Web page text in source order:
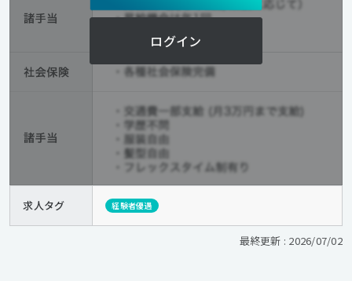
ログイン
求人タグ 経験者優遇
最終更新 : 2026/07/02